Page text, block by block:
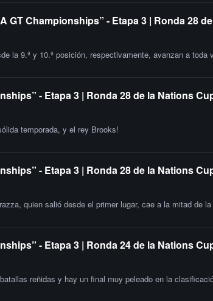
GT Championships” - Etapa 3 | Ronda 28
la 9.ª y 10.ª posición, respectivamente, avanzan a toda
- Etapa 3 | Ronda 28 de la Nations
temporada, y el rey Brooks!
- Etapa 3 | Ronda 28 de la Nations
quien salió desde el primer lugar, cae a la mitad de
- Etapa 3 | Ronda 24 de la Nations
reñidas y hay un final muy peleado en la